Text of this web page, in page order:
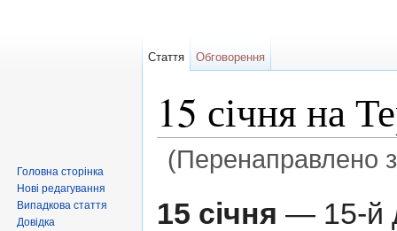
15 січня на
(Перенаправлено
15 січня — 15-й
Стаття Обговорення
Головна сторінка
Нові редагування
Випадкова стаття
Довідка